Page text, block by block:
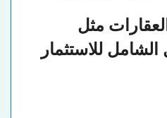
مثل
الشامل للاستثمار